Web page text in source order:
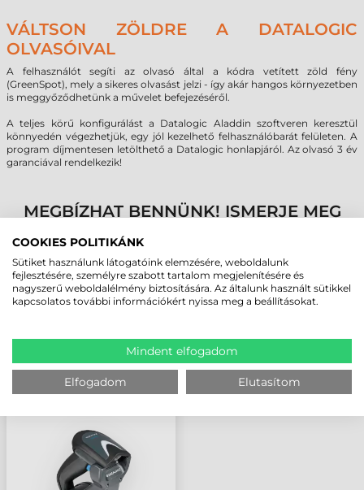
VÁLTSON ZÖLDRE A DATALOGIC
OLVASÓIVAL
A felhasználót segíti az olvasó által a kódra vetített zöld fény
(GreenSpot), mely a sikeres olvasást jelzi - így akár hangos környezetben
is meggyőződhetünk a művelet befejezéséről.
A teljes körű konfigurálást a Datalogic Aladdin szoftveren keresztül
könnyedén végezhetjük, egy jól kezelhető felhasználóbarát felületen. A
program díjmentesen letölthető a Datalogic honlapjáról. Az olvasó 3 év
garanciával rendelkezik!
MEGBÍZHAT BENNÜNK! ISMERJE MEG
VÁSÁRLÓINK VÉLEMÉNYÉT
KÖVESSE BE YOUTUBE CSATORNÁNKAT!
DATALOGIC GRYPHON
GM4132
COOKIES POLITIKÁNK
Sütiket használunk látogatóink elemzésére, weboldalunk
fejlesztésére, személyre szabott tartalom megjelenítésére és
nagyszerű weboldalélmény biztosítására. Az általunk használt sütikkel
kapcsolatos további információkért nyissa meg a beállításokat.
Mindent elfogadom
Elfogadom Elutasítom